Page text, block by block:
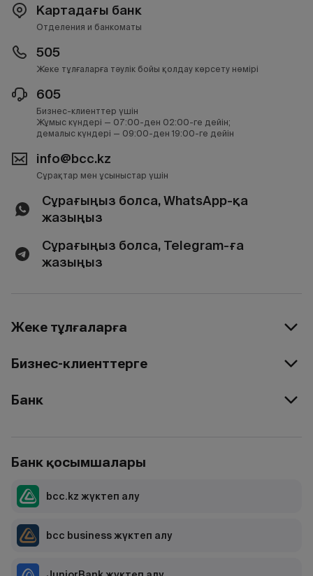
Картадағы банк
Отделения и банкоматы
505
Жеке тұлғаларға тәулік бойы қолдау көрсету нөмірі
605
Бизнес-клиенттер үшін
Жұмыс күндері — 07:00-ден 02:00-ге дейін;
демалыс күндері — 09:00-ден 19:00-ге дейін
info@bcc.kz
Сұрақтар мен ұсыныстар үшін
Сұрағыңыз болса, WhatsApp-қа
жазыңыз
Сұрағыңыз болса, Telegram-ға
жазыңыз
Жеке тұлғаларға
Бизнес-клиенттерге
Банк
Банк қосымшалары
bcc.kz жүктеп алу
bcc business жүктеп алу